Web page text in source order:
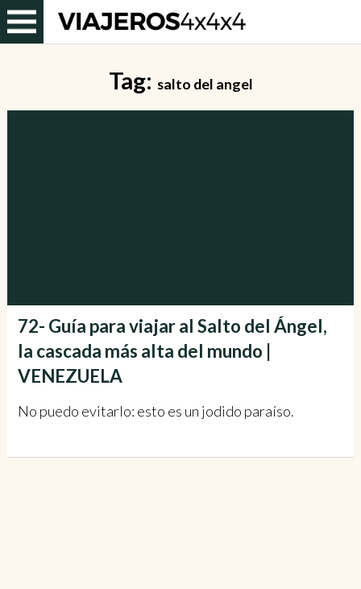
Tag: salto del angel
72- Guía para viajar al Salto del Ángel,
la cascada más alta del mundo |
VENEZUELA
No puedo evitarlo: esto es un jodido paraíso.